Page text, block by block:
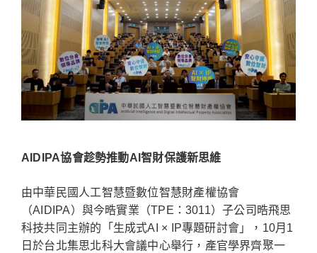
AIDIPA協會趁勢推動AI智財保護新思維
由中華民國人工智慧暨數位智慧財產權協會
（AIDIPA）與今晧實業（TPE：3011）子公司晧飛思
科技共同主辦的「生成式AI × IP專題研討會」，10月1
日於台北集思北科大會議中心舉行，產官學界齊聚一